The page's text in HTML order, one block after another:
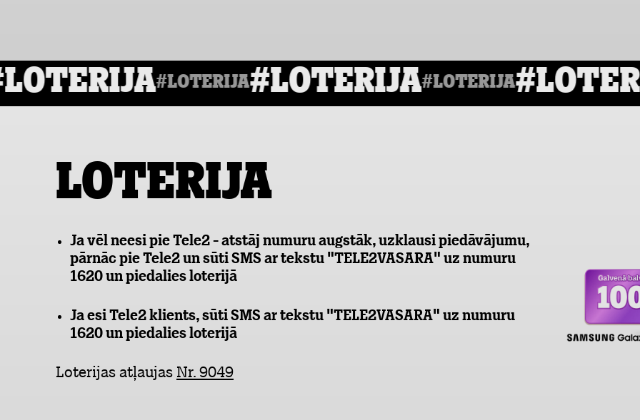
#Loterija#Loterija#Loterija
LOTERIJA
Ja vēl neesi pie Tele2 - atstāj numuru augstāk, uzklausi piedāvājumu,
pārnāc pie Tele2 un sūti SMS ar tekstu "TELE2VASARA" uz numuru
1620 un piedalies loterijā
Ja esi Tele2 klients, sūti SMS ar tekstu "TELE2VASARA" uz numuru
1620 un piedalies loterijā
Loterijas atļaujas Nr. 9049